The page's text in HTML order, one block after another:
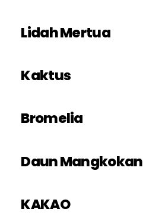
Lidah Mertua
Kaktus
Bromelia
Daun Mangkokan
KAKAO